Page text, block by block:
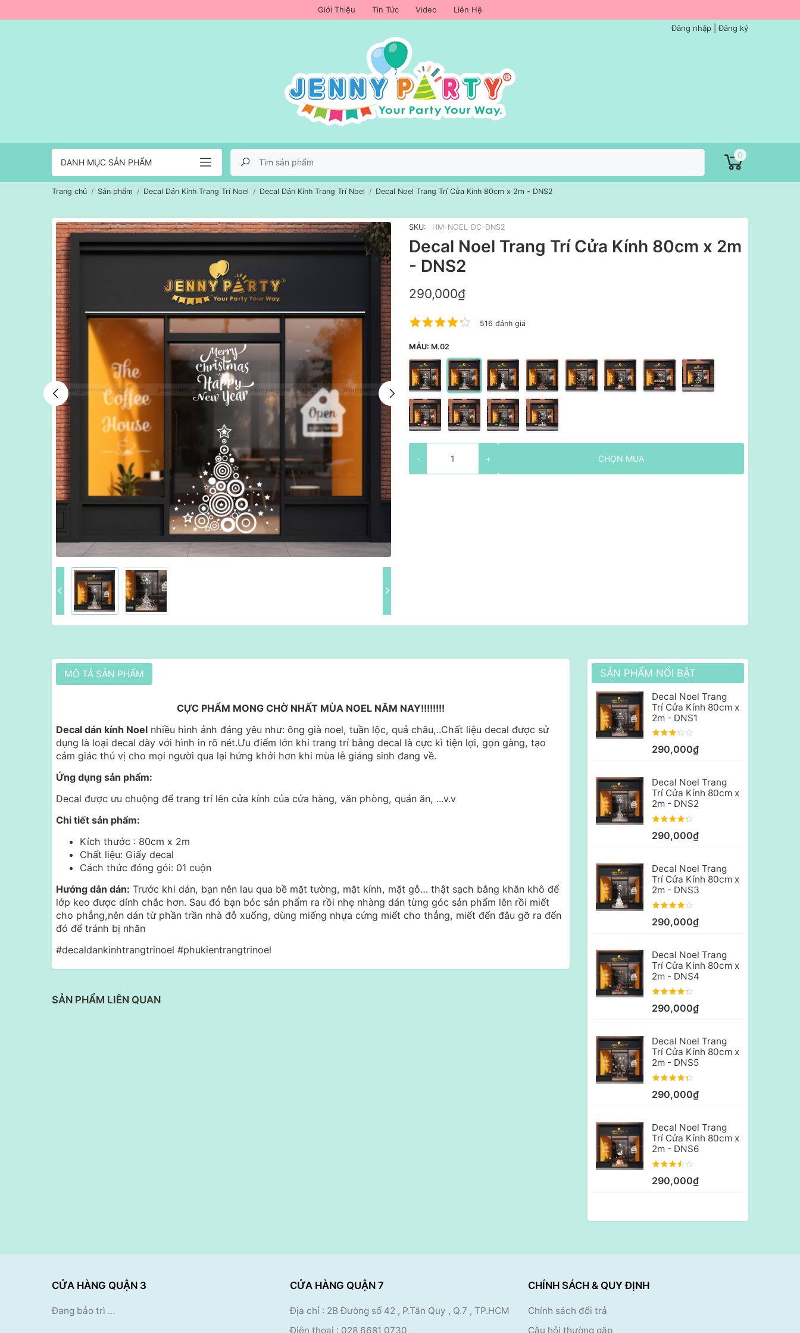
Giới Thiệu Tin Tức Video
Liên Hệ
Đăng nhập |Đăng ký
DANH MỤC SẢN PHẨM
0
Trang chủ Sản phẩm Decal Dán Kính Trang Trí Noel Decal Dán Kính Trang Trí Noel Decal Noel Trang Trí Cửa Kính 80cm x 2m - DNS2
SKU: HM-NOEL-DC-DNS2
Decal Noel Trang Trí Cửa Kính 80cm x 2m
- DNS2
290,000₫
516 đánh giá
MẪU: M.02
- + CHỌN MUA
MÔ TẢ SẢN PHẨM
CỰC PHẨM MONG CHỜ NHẤT MÙA NOEL NĂM NAY!!!!!!!!
Decal dán kính Noel nhiều hình ảnh đáng yêu như: ông già noel, tuần lộc, quả châu,..Chất liệu decal được sử
dụng là loại decal dày với hình in rõ nét.Ưu điểm lớn khi trang trí bằng decal là cực kì tiện lợi, gọn gàng, tạo
cảm giác thú vị cho mọi người qua lại hứng khởi hơn khi mùa lễ giáng sinh đang về.
Ứng dụng sản phẩm:
Decal được ưu chuộng để trang trí lên cửa kính của cửa hàng, văn phòng, quán ăn, ...v.v
Chi tiết sản phẩm:
Kích thước : 80cm x 2m
Chất liệu: Giấy decal
Cách thức đóng gói: 01 cuộn
Hướng dẫn dán: Trước khi dán, bạn nên lau qua bề mặt tường, mặt kính, mặt gỗ… thật sạch bằng khăn khô để
lớp keo được dính chắc hơn. Sau đó bạn bóc sản phẩm ra rồi nhẹ nhàng dán từng góc sản phẩm lên rồi miết
cho phẳng,nên dán từ phần trần nhà đỗ xuống, dùng miếng nhựa cứng miết cho thẳng, miết đến đâu gỡ ra đến
đó để tránh bị nhăn
#decaldankinhtrangtrinoel #phukientrangtrinoel
SẢN PHẨM LIÊN QUAN
SẢN PHẨM NỔI BẬT
Decal Noel Trang
Trí Cửa Kính 80cm x
2m - DNS1
290,000₫
Decal Noel Trang
Trí Cửa Kính 80cm x
2m - DNS2
290,000₫
Decal Noel Trang
Trí Cửa Kính 80cm x
2m - DNS3
290,000₫
Decal Noel Trang
Trí Cửa Kính 80cm x
2m - DNS4
290,000₫
Decal Noel Trang
Trí Cửa Kính 80cm x
2m - DNS5
290,000₫
Decal Noel Trang
Trí Cửa Kính 80cm x
2m - DNS6
290,000₫
CỬA HÀNG QUẬN 3
Đang bảo trì ...
CỬA HÀNG QUẬN 7
Địa chỉ : 2B Đường số 42 , P.Tân Quy , Q.7 , TP.HCM
Điện thoại : 028 6681 0730
CHÍNH SÁCH & QUY ĐỊNH
Chính sách đổi trả
Câu hỏi thường gặp